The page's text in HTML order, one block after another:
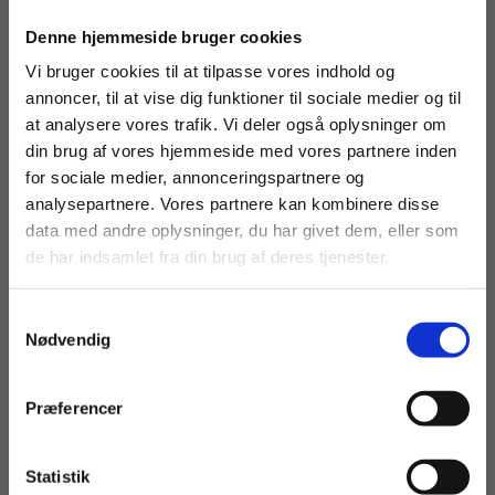
Denne hjemmeside bruger cookies
Vi bruger cookies til at tilpasse vores indhold og
annoncer, til at vise dig funktioner til sociale medier og til
at analysere vores trafik. Vi deler også oplysninger om
din brug af vores hjemmeside med vores partnere inden
for sociale medier, annonceringspartnere og
analysepartnere. Vores partnere kan kombinere disse
data med andre oplysninger, du har givet dem, eller som
de har indsamlet fra din brug af deres tjenester.
Nødvendig
Præferencer
Statistik
oversigt med vigtige begreber og ordforklaring.
Opgavesamlingen tilgodeser forskellige
læringsstile og variation i undervisningen med
forskellige opgavetyper, fx repetitionsopgaver,
checkopgaver, tekstanalyser, leg med ord, kreative
opgaver, web-baseret opgaver, anvendelse af pc,
tablet eller smartphone, rollespil, konkurrencer
mv.
teorigennemgangen i grundbogen og øges i
sværhedsgrad i hvert kapitel. Opgaverne lægger
diskussion. Efter hver del 1-4 er der en case-
opgave, som er velegnet til eksamenstræning.
Adgang til vejledende løsninger til
Køb læremidler og find masterclasses mm.
Fortsæt som:
For privatkunder og
studerende. Du får
vist priser inkl.
For institutioner og
virksomheder. Du
får vist priser ekskl.